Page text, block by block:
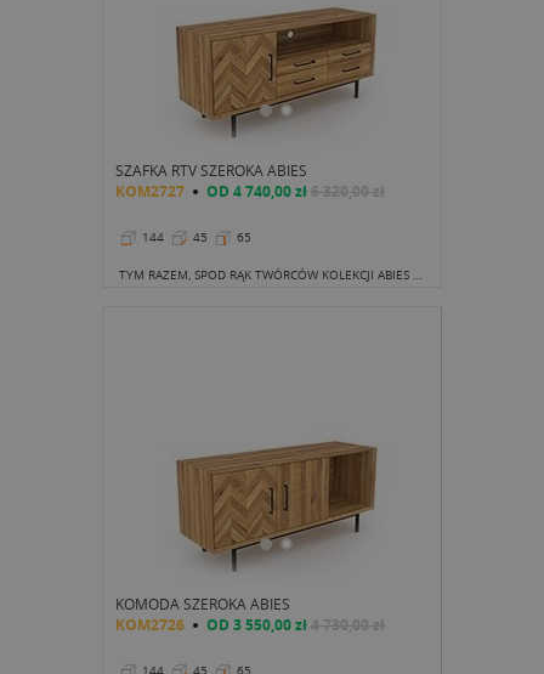
SZAFKA RTV SZEROKA ABIES
KOM2727 OD 4 740,00 zł6 320,00 zł
144 45 65
TYM RAZEM, SPOD RĄK TWÓRCÓW KOLEKCJI ABIES WYSZEDŁ WYŻSZY REGAŁ POD RTV, KTÓREGO KOMPOZYCJA TO POJEDYNCZA, ZAMYKANA SZAFKA, CZTERY MAŁE SZUFLADKI ORAZ OTWARTA PÓŁKA Z OTWOREM NA KABLE W TYLNEJ ŚCIANIE.
KOMODA SZEROKA ABIES
KOM2726 OD 3 550,00 zł4 730,00 zł